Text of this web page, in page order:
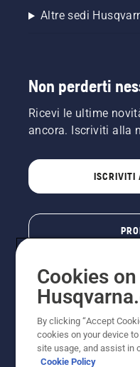
Altre sedi
Non perderti
Ricevi le ultime
ancora. Iscriviti alla
ISCRIVITI
Cookies on
By clicking “Accept
cookies on your device
site usage, and assist in
Cookie Policy